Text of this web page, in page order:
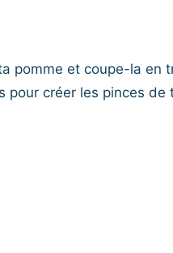
pomme et coupe-la en
pour créer les pinces de